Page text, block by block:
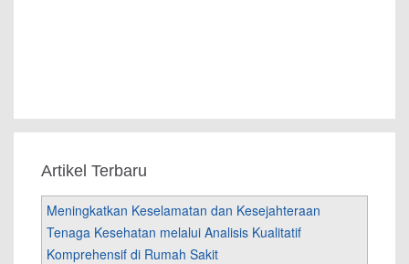
Artikel Terbaru
Meningkatkan Keselamatan dan Kesejahteraan
Tenaga Kesehatan melalui Analisis Kualitatif
Komprehensif di Rumah Sakit